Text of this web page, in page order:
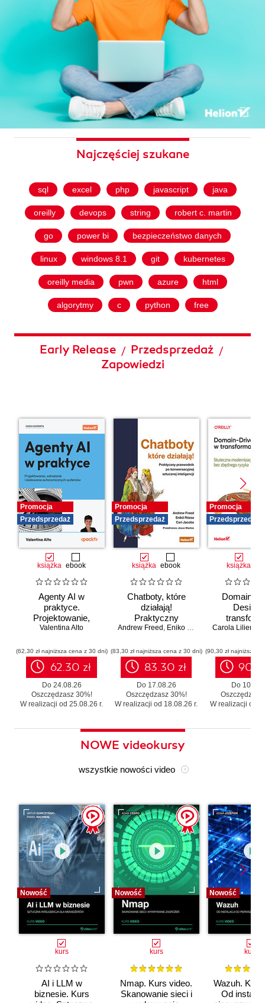
Najczęściej szukane
sql excel php javascript java
oreilly devops string robert c. martin
go power bi bezpieczeństwo danych
linux windows 8.1 git kubernetes
oreilly media pwn azure html
algorytmy c python free
Early Release / Przedsprzedaż /
Zapowiedzi
Promocja
Przedsprzedaż
książka ebook
Agenty AI w
praktyce.
Projektowanie,
wdrażanie i
autonomicznych
systemów
Valentina Alto
(62,30 zł najniższa cena z 30 dni)
62.30 zł
Do 24.08.26
Oszczędzasz 30%!
W realizacji od 25.08.26 r.
Promocja
Przedsprzedaż
książka ebook
Chatboty, które
działają!
Praktyczny
przewodnik po
sztucznej
inteligencji
Andrew Freed , Eniko Rozsa Cari Jacobs
(83,30 zł najniższa cena z 30 dni)
83.30 zł
Do 17.08.26
Oszczędzasz 30%!
W realizacji od 18.08.26 r.
Promocja
Przedsprzedaż
książka
Domain-
Design
legacy
zbędnego
Carola Lilienthal
(90,30 zł najniższa
Do
Oszczędzasz
W realizacji od
NOWE videokursy
wszystkie nowości video
Nowość
kurs
AI i LLM w
biznesie. Kurs
Nowość
kurs
Nmap. Kurs video.
Skanowanie sieci i
Nowość
kurs
Wazuh. Kurs
Od